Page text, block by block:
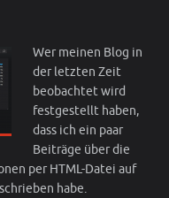
Wer meinen Blog in
der letzten Zeit
beobachtet wird
festgestellt haben,
dass ich ein paar
Beiträge über die
per HTML-Datei auf
habe.